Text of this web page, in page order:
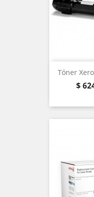
Tóner
$